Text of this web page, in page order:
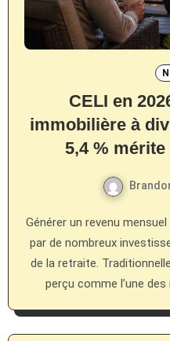
CELI en
immobilière à
5,4 %
Générer un revenu mensuel stable est un objectif partagé
par de nombreux
de la retraite.
perçu comme l’une